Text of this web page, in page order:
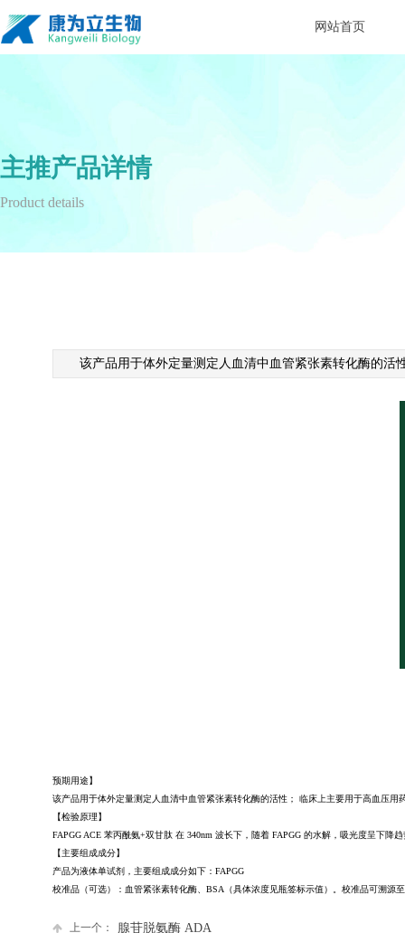
主推产品详情
Product details
该产品用于体外定量测定人血清中血管紧张素转化酶的
预期用途】
该产品用于体外定量测定人血清中血管紧张素转化酶的活性； 临床上主要用于高血压用
【检验原理】
FAPGG ACE 苯丙酰氨+双甘肽 在 340nm 波长下，随着 FAPGG 的水解，吸光度呈下降
【主要组成成分】
产品为液体单试剂，主要组成成分如下：FAPGG
校准品（可选）：血管紧张素转化酶、BSA（具体浓度见瓶签标示值）。校准品可溯源
上一个： 腺苷脱氨酶 ADA
网站首页